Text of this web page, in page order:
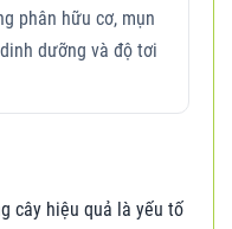
phân hữu cơ, mụn
dưỡng và độ tơi
cây hiệu quả là yếu tố